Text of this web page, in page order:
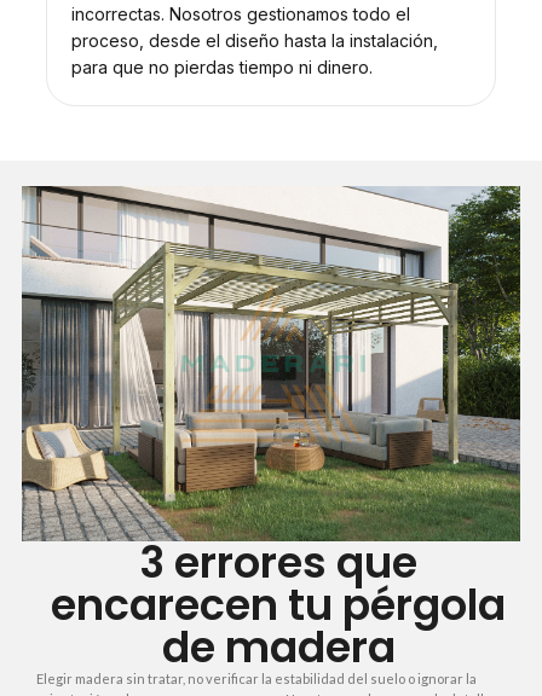
incorrectas. Nosotros gestionamos todo el
proceso, desde el diseño hasta la instalación,
para que no pierdas tiempo ni dinero.
3 errores que
encarecen tu pérgola
de madera
Elegir madera sin tratar, no verificar la estabilidad del suelo o ignorar la